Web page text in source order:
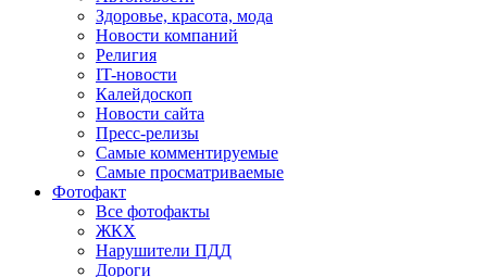
Здоровье, красота, мода
Новости компаний
Религия
IT-новости
Калейдоскоп
Новости сайта
Пресс-релизы
Самые комментируемые
Самые просматриваемые
Фотофакт
Все фотофакты
ЖКХ
Нарушители ПДД
Дороги